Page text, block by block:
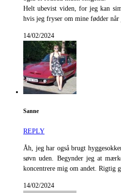
Helt ubevist viden, for jeg kan
hvis jeg fryser om mine fødder når
14/02/2024
Sanne
REPLY
Åh, jeg har også brugt
søvn uden. Begynder jeg at
koncentrere mig om andet. Rigtig
14/02/2024